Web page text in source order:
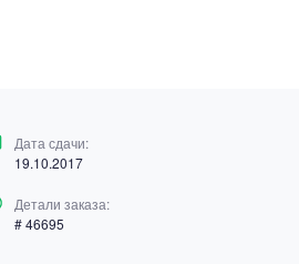
Дата сдачи:
19.10.2017
Детали заказа:
# 46695